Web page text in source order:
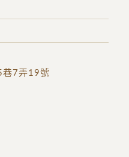
巷7弄19號